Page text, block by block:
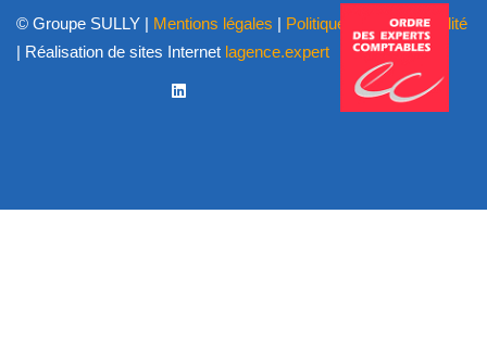
© Groupe SULLY | Mentions légales | Politique de confidentialité
| Réalisation de sites Internet lagence.expert